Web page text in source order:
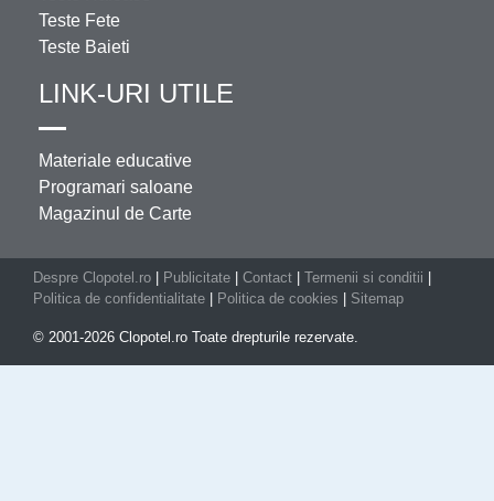
Teste Fete
Teste Baieti
LINK-URI UTILE
Materiale educative
Programari saloane
Magazinul de Carte
Despre Clopotel.ro Publicitate Contact Termenii si conditii
Politica de confidentialitate
Politica de cookies Sitemap
© 2001-2026 Clopotel.ro Toate drepturile rezervate.